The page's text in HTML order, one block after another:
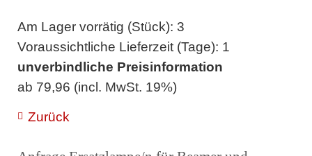
Am Lager vorrätig (Stück): 3
Voraussichtliche Lieferzeit (Tage): 1
unverbindliche Preisinformation
ab 79,96 (incl. MwSt. 19%)
Zurück